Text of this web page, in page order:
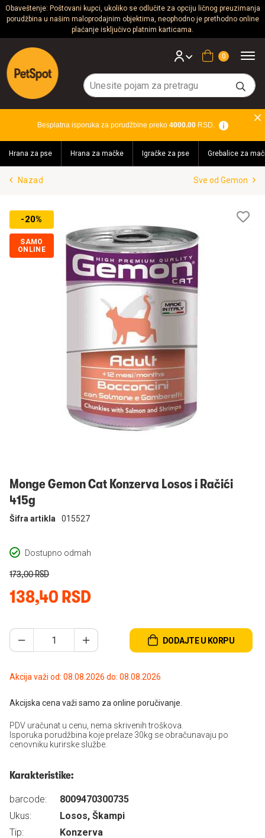
Obaveštenje: Poštovani kupci, ukoliko se odlučite za opciju ličnog preuzimanja
porudžbina u našim maloprodajnim objektima, neophodno je prethodno online
plaćanje isključivo platnim karticama.
Psi
Mačke
Glodari
Akvaristika
Teraristika
Brendovi
Blog
Akcija!
Korpa
Besplatna isporuka za porudžbine preko 4000.00RSD.
Hrana za pse Hrana za mačke Igračke za pse Grebalice za
Nazad Sve od Gemon
-20%
SAMO
ONLINE
Monge Gemon Cat Konzerva Losos i Račići
415g
Dostupno odmah
Šifra artikla 015527
138,40 RSD
173,00 RSD
DODAJTE U KORPU
Akcija važi od: 08.08.2026 do: 08.08.2026
Akcijska cena važi samo za online poručivanje.
PDV uračunat u cenu, nema skrivenih troškova.
Isporuka porudžbina koje prelaze 30kg se obračunavaju po
cenovniku kurirske službe.
Karakteristike:
barcode:
8009470300735
Ukus:
Losos, Škampi
Tip:
Konzerva